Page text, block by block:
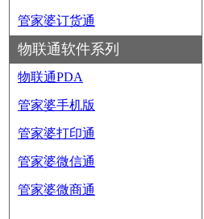
管家婆订货通
物联通软件系列
物联通PDA
管家婆手机版
管家婆打印通
管家婆微信通
管家婆微商通